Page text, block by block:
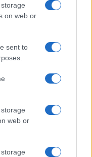
on web or
sent to
web or
a belépő
a belépő szintű
kamera
fejlesztés